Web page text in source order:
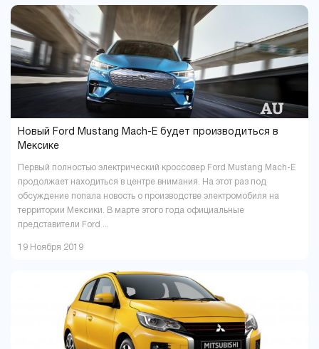
Новый Ford Mustang Mach-E будет производиться в
Мексике
Первый полностью электрический кроссовер Ford Mustang Mach-E
продолжает находиться в центре внимания. На этот раз под
обсуждение попала новость о производстве электромобиля на
территории Мексики. В марте этого года официальные
представители Ford ...
19 Ноября 2019